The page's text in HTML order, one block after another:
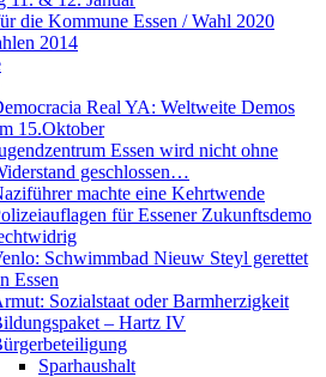
die Kommune Essen / Wahl 2020
2014
Real YA: Weltweite Demos
15.Oktober
Essen wird nicht ohne
geschlossen…
machte eine Kehrtwende
für Essener Zukunftsdemo
Schwimmbad Nieuw Steyl gerettet
Essen
Sozialstaat oder Barmherzigkeit
– Hartz IV
Sparhaushalt